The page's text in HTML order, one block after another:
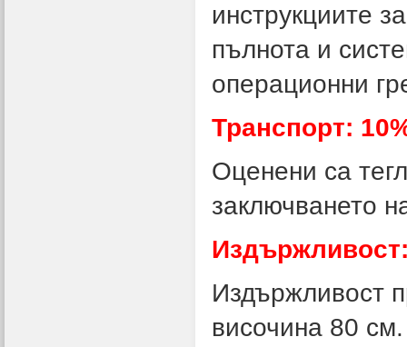
инструкциите
пълнота и
операционни
Транспорт:
Оценени са
заключването
Издържливост
височина 80